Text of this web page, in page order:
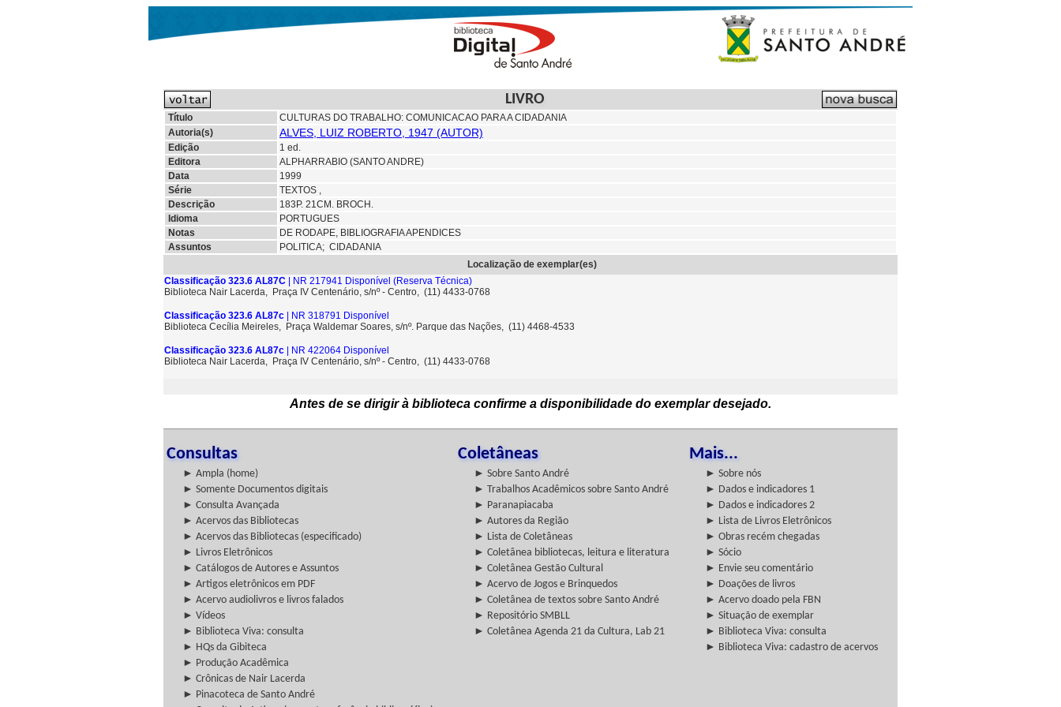
LIVRO
Título
CULTURAS DO TRABALHO: COMUNICACAO PARA A CIDADANIA
Autoria(s)
ALVES, LUIZ ROBERTO, 1947 (AUTOR)
Edição
1 ed.
Editora
ALPHARRABIO (SANTO ANDRE)
Data
1999
Série
TEXTOS ,
Descrição
183P. 21CM. BROCH.
Idioma
PORTUGUES
Notas
DE RODAPE, BIBLIOGRAFIA APENDICES
Assuntos
POLITICA; CIDADANIA
Localização de exemplar(es)
Classificação 323.6 AL87C | NR 217941 Disponível (Reserva Técnica)
Biblioteca Nair Lacerda, Praça IV Centenário, s/nº - Centro, (11) 4433-0768
Classificação 323.6 AL87c | NR 318791 Disponível
Biblioteca Cecília Meireles, Praça Waldemar Soares, s/nº. Parque das Nações, (11) 4468-4533
Classificação 323.6 AL87c | NR 422064 Disponível
Biblioteca Nair Lacerda, Praça IV Centenário, s/nº - Centro, (11) 4433-0768
Antes de se dirigir à biblioteca confirme a disponibilidade do exemplar desejado.
Consultas Coletâneas Mais...
► Ampla (home) ► Sobre Santo André
► Sobre nós
► Somente Documentos digitais
► Trabalhos Acadêmicos sobre Santo André
► Dados e indicadores 1
► Consulta Avançada
► Paranapiacaba
► Dados e indicadores 2
► Acervos das Bibliotecas
► Autores da Região
► Lista de Livros Eletrônicos
► Acervos das Bibliotecas (especificado)
► Lista de Coletâneas
► Obras recém chegadas
► Livros Eletrônicos
► Coletânea bibliotecas, leitura e literatura
► Sócio
► Catálogos de Autores e Assuntos
► Coletânea Gestão Cultural
► Envie seu comentário
► Artigos eletrônicos em PDF
► Acervo de Jogos e Brinquedos
► Doações de livros
► Acervo audiolivros e livros falados
► Coletânea de textos sobre Santo André
► Acervo doado pela FBN
► Vídeos
► Repositório SMBLL
► Situação de exemplar
► Biblioteca Viva: consulta
► Coletânea Agenda 21 da Cultura, Lab 21
► Biblioteca Viva: consulta
► HQs da Gibiteca
► Biblioteca Viva: cadastro de acervos
► Produção Acadêmica
► Crônicas de Nair Lacerda
► Pinacoteca de Santo André